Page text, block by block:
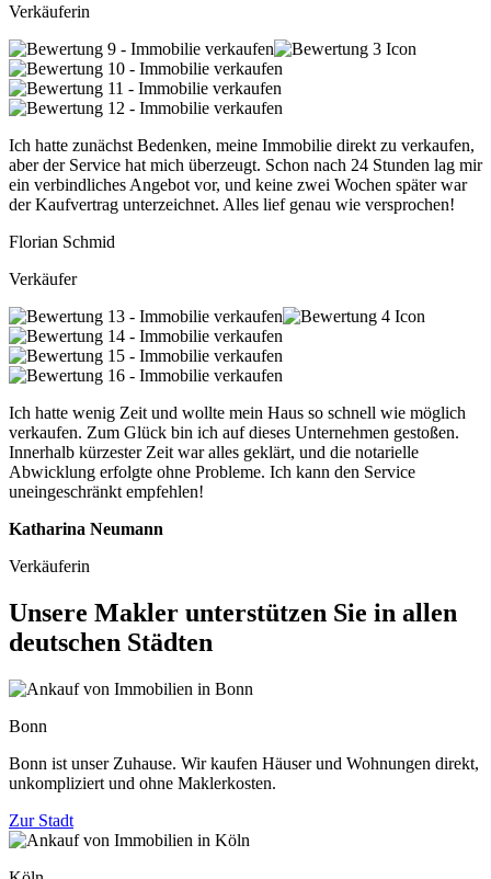
Verkäuferin
Ich hatte zunächst Bedenken, meine Immobilie direkt zu verkaufen,
aber der Service hat mich überzeugt. Schon nach 24 Stunden lag mir
ein verbindliches Angebot vor, und keine zwei Wochen später war
der Kaufvertrag unterzeichnet. Alles lief genau wie versprochen!
Florian Schmid
Verkäufer
Ich hatte wenig Zeit und wollte mein Haus so schnell wie möglich
verkaufen. Zum Glück bin ich auf dieses Unternehmen gestoßen.
Innerhalb kürzester Zeit war alles geklärt, und die notarielle
Abwicklung erfolgte ohne Probleme. Ich kann den Service
uneingeschränkt empfehlen!
Katharina Neumann
Verkäuferin
Unsere Makler unterstützen Sie in allen
deutschen Städten
Bonn
Bonn ist unser Zuhause. Wir kaufen Häuser und Wohnungen direkt,
unkompliziert und ohne Maklerkosten.
Zur Stadt